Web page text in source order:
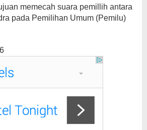
memecah suara pemillih antara
pada Pemilihan Umum (Pemilu)